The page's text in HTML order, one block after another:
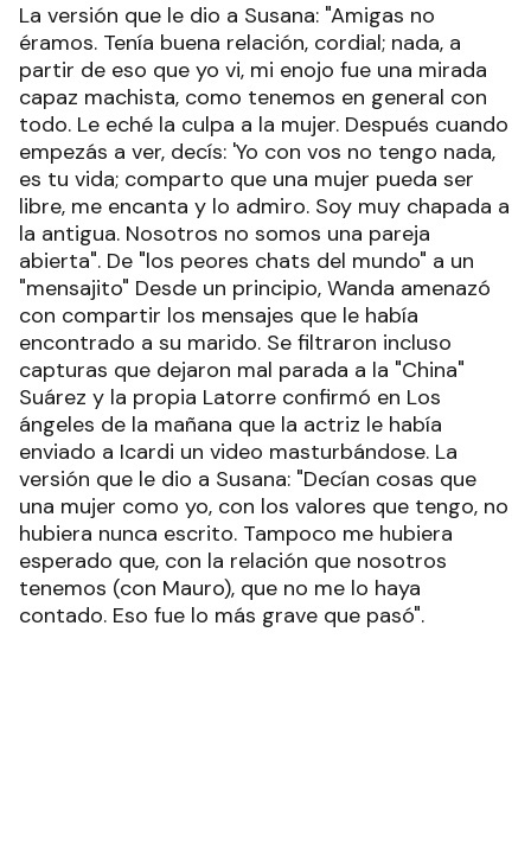
La versión que le dio a Susana: "Amigas no
éramos. Tenía buena relación, cordial; nada, a
partir de eso que yo vi, mi enojo fue una mirada
capaz machista, como tenemos en general con
todo. Le eché la culpa a la mujer. Después cuando
empezás a ver, decís: 'Yo con vos no tengo nada,
es tu vida; comparto que una mujer pueda ser
libre, me encanta y lo admiro. Soy muy chapada a
la antigua. Nosotros no somos una pareja
abierta". De "los peores chats del mundo" a un
"mensajito" Desde un principio, Wanda amenazó
con compartir los mensajes que le había
encontrado a su marido. Se filtraron incluso
capturas que dejaron mal parada a la "China"
Suárez y la propia Latorre confirmó en Los
ángeles de la mañana que la actriz le había
enviado a Icardi un video masturbándose. La
versión que le dio a Susana: "Decían cosas que
una mujer como yo, con los valores que tengo, no
hubiera nunca escrito. Tampoco me hubiera
esperado que, con la relación que nosotros
tenemos (con Mauro), que no me lo haya
contado. Eso fue lo más grave que pasó".